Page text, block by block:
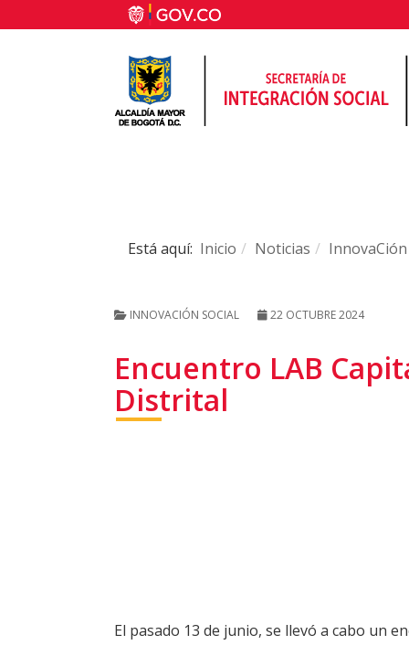
Está aquí: Inicio Noticias
INNOVACIÓN SOCIAL 22 OCTUBRE 2024
Encuentro LAB
Distrital
El pasado 13 de junio, se llevó a cabo un